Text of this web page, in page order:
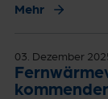
Mehr
03. Dezember